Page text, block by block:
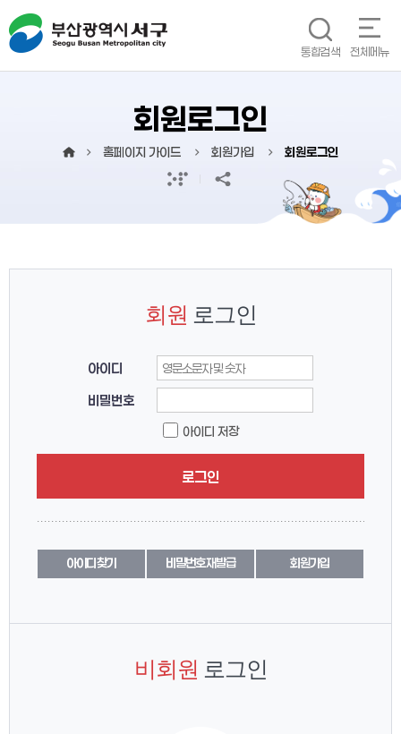
통합검색 전체메뉴
회원로그인
홈페이지 가이드 회원가입 회원로그인
회원 로그인
아이디
비밀번호
아이디 저장
로그인
아이디 찾기 비밀번호 재발급 회원가입
비회원 로그인